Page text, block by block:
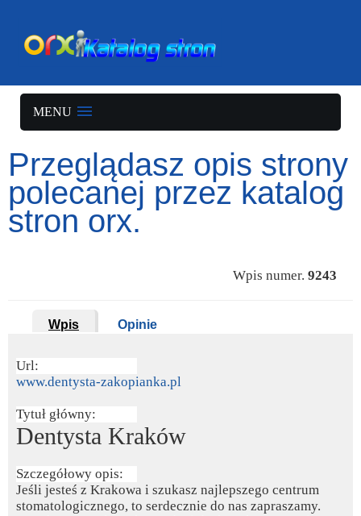
MENU
Przeglądasz opis strony
polecanej przez katalog
stron orx.
Wpis numer. 9243
Wpis Opinie
Url:
www.dentysta-zakopianka.pl
Tytuł główny:
Dentysta Kraków
Szczegółowy opis:
Jeśli jesteś z Krakowa i szukasz najlepszego centrum
stomatologicznego, to serdecznie do nas zapraszamy.